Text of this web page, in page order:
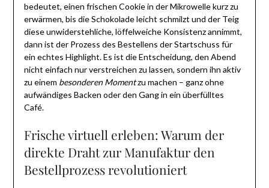
bedeutet, einen frischen Cookie in der Mikrowelle kurz zu
erwärmen, bis die Schokolade leicht schmilzt und der Teig
diese unwiderstehliche, löffelweiche Konsistenz annimmt,
dann ist der Prozess des Bestellens der Startschuss für
ein echtes Highlight. Es ist die Entscheidung, den Abend
nicht einfach nur verstreichen zu lassen, sondern ihn aktiv
zu einem besonderen Momentzu machen – ganz ohne
aufwändiges Backen oder den Gang in ein überfülltes
Café.
Frische virtuell erleben: Warum der
direkte Draht zur Manufaktur den
Bestellprozess revolutioniert